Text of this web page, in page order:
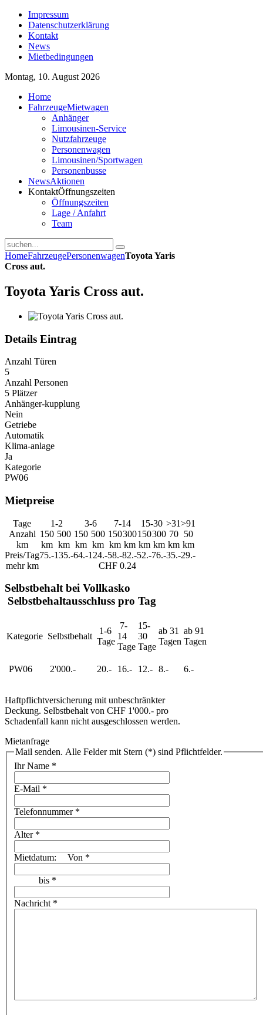
Impressum
Datenschutzerklärung
Kontakt
News
Mietbedingungen
Montag, 10. August 2026
Home
FahrzeugeMietwagen
Anhänger
Limousinen-Service
Nutzfahrzeuge
Personenwagen
Limousinen/Sportwagen
Personenbusse
NewsAktionen
KontaktÖffnungszeiten
Öffnungszeiten
Lage / Anfahrt
Team
HomeFahrzeugePersonenwagenToyota Yaris
Cross aut.
Toyota Yaris Cross aut.
Details Eintrag
Anzahl Türen
5
Anzahl Personen
5 Plätzer
Anhänger-kupplung
Nein
Getriebe
Automatik
Klima-anlage
Ja
Kategorie
PW06
Mietpreise
Tage 1-2 3-6 7-14 15-30 >31>91
Anzahl
km
150
km
500
km
150
km
500
km
150
km
300
km
150
km
300
km
70
km
50
km
Preis/Tag75.-135.-64.-124.-58.-82.-52.-76.-35.-29.-
mehr km
CHF 0.24
Selbstbehalt bei Vollkasko
Selbstbehaltausschluss pro Tag
Kategorie Selbstbehalt
1-6
Tage
7-
14
Tage
15-
30
Tage
ab 31
Tagen
ab 91
Tagen
PW06 2'000.- 20.- 16.- 12.- 8.- 6.-
Haftpflichtversicherung mit unbeschränkter
Deckung. Selbstbehalt von CHF 1'000.- pro
Schadenfall kann nicht ausgeschlossen werden.
Mietanfrage
Mail senden. Alle Felder mit Stern (*) sind Pflichtfelder.
Ihr Name *
E-Mail *
Telefonnummer*
Alter*
Mietdatum: Von *
bis *
Nachricht *